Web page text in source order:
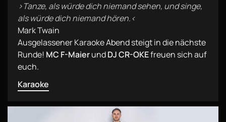
›Tanze, als würde dich niemand sehen, und singe,
als würde dich niemand hören.‹
Mark Twain
Ausgelassener Karaoke Abend steigt in die nächste
Runde! MC F-MaierundDJ CR-OKEfreuen sich auf
euch.
Karaoke